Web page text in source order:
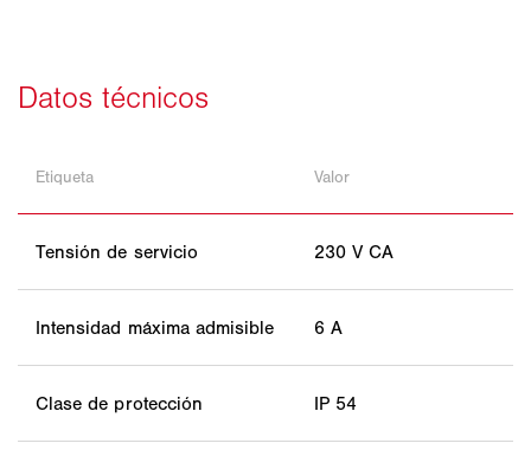
Etiqueta Valor
Tensión de servicio 230 V CA
Intensidad máxima admisible 6 A
Clase de protección IP 54